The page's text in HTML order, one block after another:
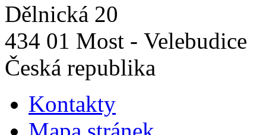
Dělnická 20
434 01 Most - Velebudice
Česká republika
Kontakty